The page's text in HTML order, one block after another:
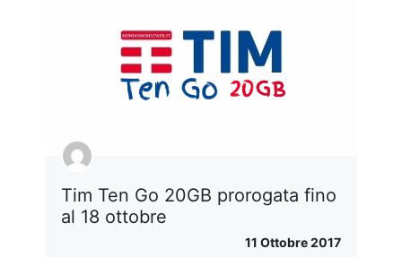
Tim Ten Go 20GB prorogata fino
al 18 ottobre
11 Ottobre 2017